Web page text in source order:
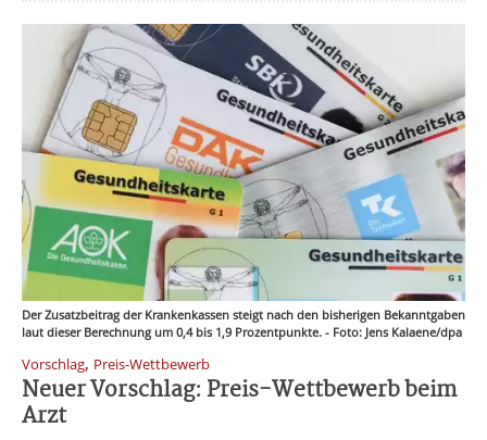
Der Zusatzbeitrag der Krankenkassen steigt nach den bisherigen Bekanntgaben
laut dieser Berechnung um 0,4 bis 1,9 Prozentpunkte. - Foto: Jens Kalaene/dpa
Vorschlag, Preis-Wettbewerb
Neuer Vorschlag: Preis-Wettbewerb beim
Arzt